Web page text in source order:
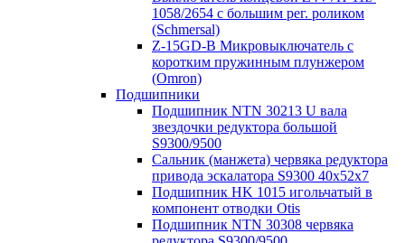
1058/2654 с большим рег. роликом
(Schmersal)
Z-15GD-B Микровыключатель с
коротким пружинным плунжером
(Omron)
Подшипники
Подшипник NTN 30213 U вала
звездочки редуктора большой
S9300/9500
Сальник (манжета) червяка редуктора
привода эскалатора S9300 40х52х7
Подшипник HK 1015 игольчатый в
компонент отводки Otis
Подшипник NTN 30308 червяка